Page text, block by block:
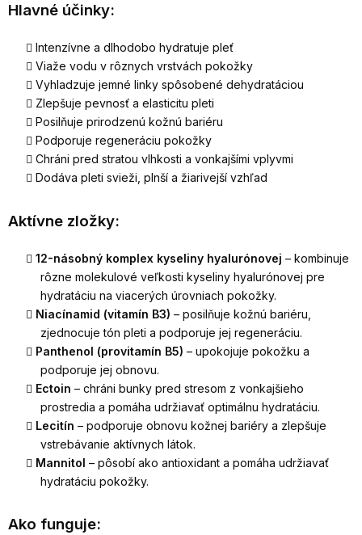
Hlavné účinky:
Intenzívne a dlhodobo hydratuje pleť
Viaže vodu v rôznych vrstvách pokožky
Vyhladzuje jemné linky spôsobené dehydratáciou
Zlepšuje pevnosť a elasticitu pleti
Posilňuje prirodzenú kožnú bariéru
Podporuje regeneráciu pokožky
Chráni pred stratou vlhkosti a vonkajšími vplyvmi
Dodáva pleti svieži, plnší a žiarivejší vzhľad
Aktívne zložky:
12-násobný komplex kyseliny hyalurónovej – kombinuje
rôzne molekulové veľkosti kyseliny hyalurónovej pre
hydratáciu na viacerých úrovniach pokožky.
Niacínamid (vitamín B3) – posilňuje kožnú bariéru,
zjednocuje tón pleti a podporuje jej regeneráciu.
Panthenol (provitamín B5) – upokojuje pokožku a
podporuje jej obnovu.
Ectoin – chráni bunky pred stresom z vonkajšieho
prostredia a pomáha udržiavať optimálnu hydratáciu.
Lecitín – podporuje obnovu kožnej bariéry a zlepšuje
vstrebávanie aktívnych látok.
Mannitol – pôsobí ako antioxidant a pomáha udržiavať
hydratáciu pokožky.
Ako funguje: